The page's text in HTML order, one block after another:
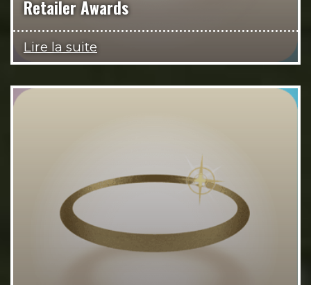
Retailer Awards
Lire la suite